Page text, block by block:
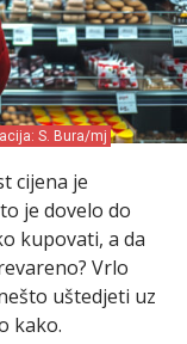
S. Bura/mj
cijena je
je dovelo do
kupovati, a da
Vrlo
uštedjeti uz
kako.